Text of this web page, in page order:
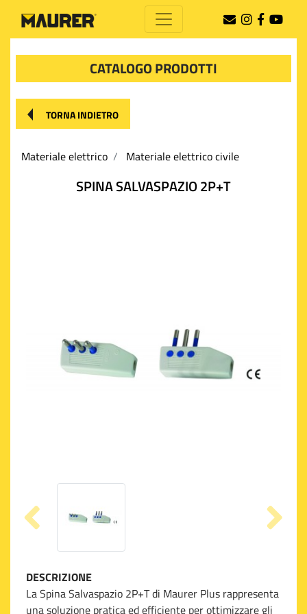
CATALOGO PRODOTTI
TORNA INDIETRO
Materiale elettrico Materiale elettrico civile
SPINA SALVASPAZIO 2P+T
DESCRIZIONE
La Spina Salvaspazio 2P+T di Maurer Plus rappresenta
una soluzione pratica ed efficiente per ottimizzare gli